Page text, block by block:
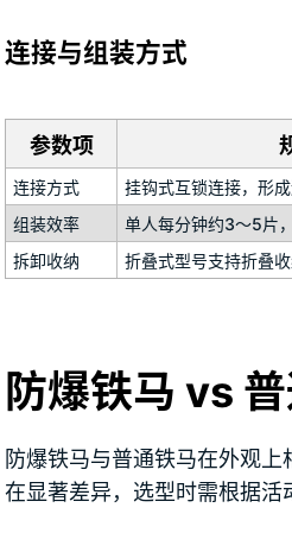
连接与组装方式
参数项
连接方式
挂钩式互锁连接，形
组装效率
单人每分钟约3～5片
拆卸收纳
折叠式型号支持折叠
防爆铁马 vs
防爆铁马与普通铁马在外观
在显著差异，选型时需根据活